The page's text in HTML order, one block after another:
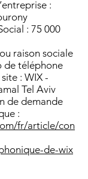
:
: 75 000
raison sociale
de téléphone
: WIX -
Tel Aviv
de demande
:
fr/article/con
de-wix